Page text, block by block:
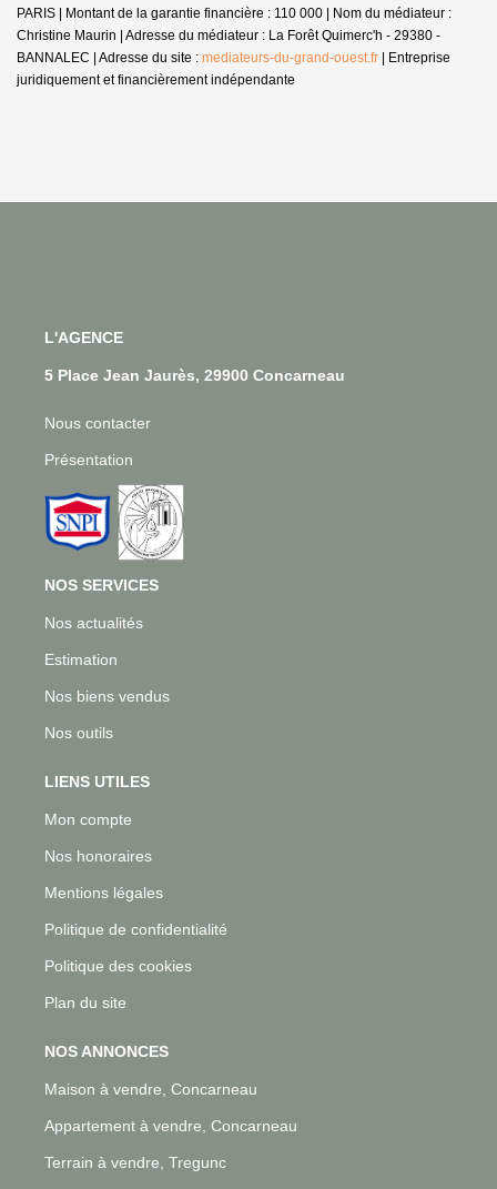
PARIS | Montant de la garantie financière : 110 000 | Nom du médiateur :
Christine Maurin | Adresse du médiateur : La Forêt Quimerc'h - 29380 -
BANNALEC | Adresse du site : mediateurs-du-grand-ouest.fr | Entreprise
juridiquement et financièrement indépendante
L'AGENCE
5 Place Jean Jaurès, 29900 Concarneau
Nous contacter
Présentation
NOS SERVICES
Nos actualités
Estimation
Nos biens vendus
Nos outils
LIENS UTILES
Mon compte
Nos honoraires
Mentions légales
Politique de confidentialité
Politique des cookies
Plan du site
NOS ANNONCES
Maison à vendre, Concarneau
Appartement à vendre, Concarneau
Terrain à vendre, Tregunc